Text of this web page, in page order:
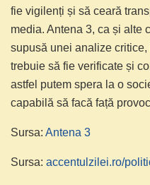
fie vigilenți și să ceară
media. Antena 3, ca și alte
supusă unei analize
trebuie să fie verificate și
astfel putem spera la o
capabilă să facă față
Sursa: Antena 3
Sursa: accentulzilei.ro/